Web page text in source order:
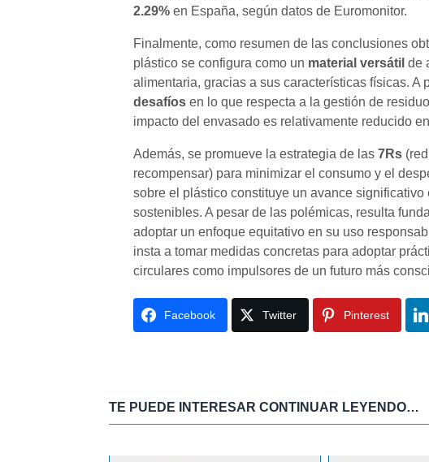
2.29% en España, según datos de Euromonitor.
Finalmente, como resumen de las conclusiones
plástico se configura como un material versátil de
alimentaria, gracias a sus características físicas. A
desafíos en lo que respecta a la gestión de
impacto del envasado es relativamente reducido
Además, se promueve la estrategia de las7Rs
recompensar) para minimizar el consumo y el
sobre el plástico constituye un avance
sostenibles. A pesar de las polémicas, resulta
adoptar un enfoque equitativo en su uso
insta a tomar medidas concretas para adoptar
circulares como impulsores de un futuro más
Facebook Twitter Pinterest
TE PUEDE INTERESAR CONTINUAR LEYENDO…